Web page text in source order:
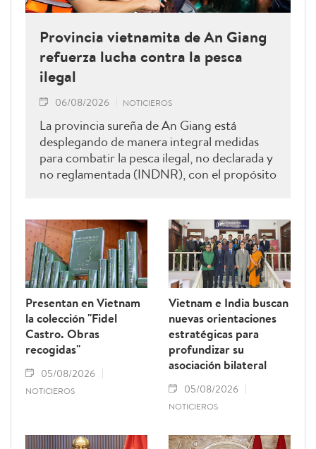
Provincia vietnamita de An Giang
refuerza lucha contra la pesca
ilegal
06/08/2026 NOTICIEROS
La provincia sureña de An Giang está
desplegando de manera integral medidas
para combatir la pesca ilegal, no declarada y
no reglamentada (INDNR), con el propósito
advertencia de la “tarjeta amarilla” impuesta
por la Comisión Europea y reforzar el
prestigio del sector pesquero vietnamita.
Presentan en Vietnam
la colección "Fidel
Castro. Obras
recogidas"
05/08/2026
NOTICIEROS
Vietnam e India buscan
nuevas orientaciones
estratégicas para
profundizar su
asociación bilateral
05/08/2026
NOTICIEROS